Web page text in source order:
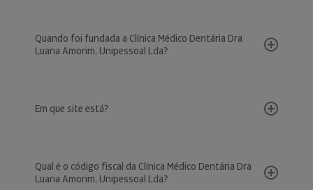
Quando foi fundada a Clínica Médico Dentária Dra
Luana Amorim, Unipessoal Lda?
Em que site está?
Qual é o código fiscal da Clínica Médico Dentária Dra
Luana Amorim, Unipessoal Lda?